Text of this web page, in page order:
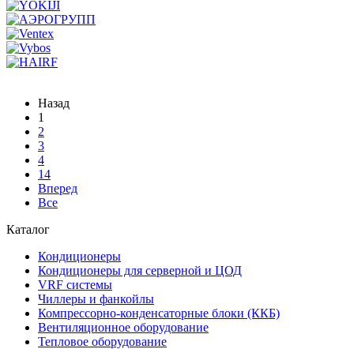
Назад
1
2
3
4
14
Вперед
Все
Каталог
Кондиционеры
Кондиционеры для серверной и ЦОД
VRF системы
Чиллеры и фанкойлы
Компрессорно-конденсаторные блоки (ККБ)
Вентиляционное оборудование
Тепловое оборудование